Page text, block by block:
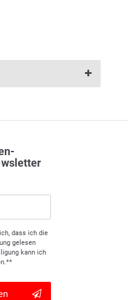
dass ich die
gelesen
kann ich